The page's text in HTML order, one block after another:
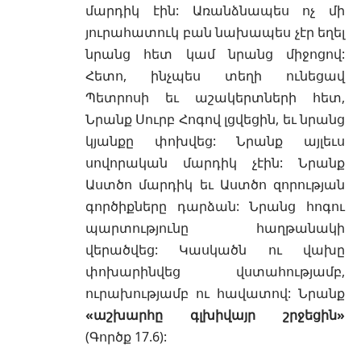
մարդիկ էին: Առանձնապես ոչ մի
յուրահատուկ բան նախապես չէր եղել
նրանց հետ կամ նրանց միջոցով:
Հետո, ինչպես տեղի ունեցավ
Պետրոսի եւ աշակերտների հետ,
Նրանք Սուրբ Հոգով լցվեցին, եւ նրանց
կյանքը փոխվեց: Նրանք այլեւս
սովորական մարդիկ չէին: Նրանք
Աստծո մարդիկ եւ Աստծո զորության
գործիքները դարձան: Նրանց հոգու
պարտությունը հաղթանակի
վերածվեց: Կասկածն ու վախը
փոխարինվեց վստահությամբ,
ուրախությամբ ու հավատով: Նրանք
«աշխարհը գլխիվայր շրջեցին»
(Գործք 17.6):